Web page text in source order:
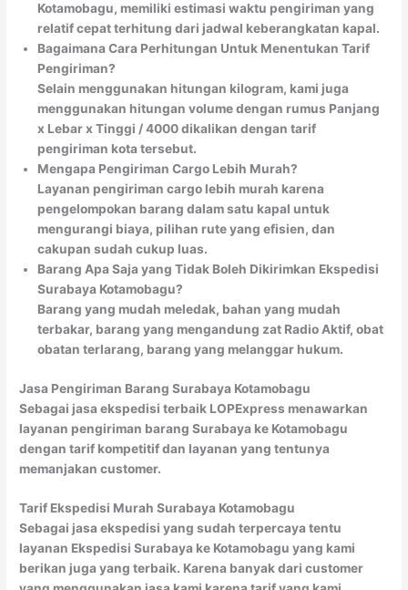
Kotamobagu, memiliki estimasi waktu pengiriman yang
relatif cepat terhitung dari jadwal keberangkatan kapal.
Bagaimana Cara Perhitungan Untuk Menentukan Tarif
Pengiriman?
Selain menggunakan hitungan kilogram, kami juga
menggunakan hitungan volume dengan rumus Panjang
x Lebar x Tinggi / 4000 dikalikan dengan tarif
pengiriman kota tersebut.
Mengapa Pengiriman Cargo Lebih Murah?
Layanan pengiriman cargo lebih murah karena
pengelompokan barang dalam satu kapal untuk
mengurangi biaya, pilihan rute yang efisien, dan
cakupan sudah cukup luas.
Barang Apa Saja yang Tidak Boleh Dikirimkan Ekspedisi
Surabaya Kotamobagu?
Barang yang mudah meledak, bahan yang mudah
terbakar, barang yang mengandung zat Radio Aktif, obat
obatan terlarang, barang yang melanggar hukum.
Jasa Pengiriman Barang Surabaya Kotamobagu
Sebagai jasa ekspedisi terbaik LOPExpress menawarkan
layanan pengiriman barang Surabaya ke Kotamobagu
dengan tarif kompetitif dan layanan yang tentunya
memanjakan customer.
Tarif Ekspedisi Murah Surabaya Kotamobagu
Sebagai jasa ekspedisi yang sudah terpercaya tentu
layanan Ekspedisi Surabaya ke Kotamobagu yang kami
berikan juga yang terbaik. Karena banyak dari customer